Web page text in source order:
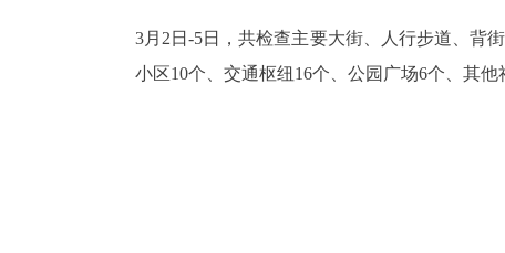
3月2日-5日，共检查主要大街、人行步道、背
小区10个、交通枢纽16个、公园广场6个、其